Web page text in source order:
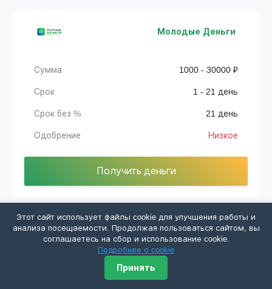
Молодые Деньги
Сумма 1000 - 30000 ₽
Срок 1 - 21 день
Срок без % 21 день
Одобрение Низкое
Получить деньги
Кредиста
Этот сайт использует файлы cookie для улучшения работы и
анализа посещаемости. Продолжая пользоваться сайтом, вы
соглашаетесь на сбор и использование cookie.
Подробнее о cookie
Принять